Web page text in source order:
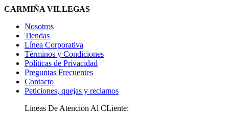
CARMIÑA VILLEGAS
Nosotros
Tiendas
Línea Corporativa
Términos y Condiciones
Políticas de Privacidad
Preguntas Frecuentes
Contacto
Peticiones, quejas y reclamos
Lineas De Atencion Al CLiente: